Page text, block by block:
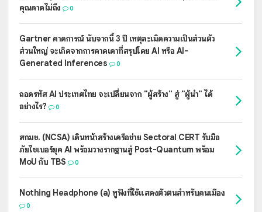
คุณคาดไม่ถึง
0
Gartner คาดการณ์ นับจากนี้ 3 ปี เหตุละเมิดความเป็นส่วนตัว
ส่วนใหญ่ จะเกิดจากการคาดเดาที่สรุปโดย AI หรือ AI-
Generated Inferences
0
ถอดรหัส AI ประเทศไทย จะเปลี่ยนจาก "ผู้สร้าง" สู่ "ผู้นำ" ได้
อย่างไร?
0
สกมช. (NCSA) เดินหน้าสร้างเครือข่าย Sectoral CERT รับมือ
ภัยไซเบอร์ยุค AI พร้อมวางรากฐานสู่ Post-Quantum พร้อม
MoU กับ TBS
0
Nothing Headphone (a) หูฟังที่ใช้แสดงตัวตนสำหรับคนเมือง
0